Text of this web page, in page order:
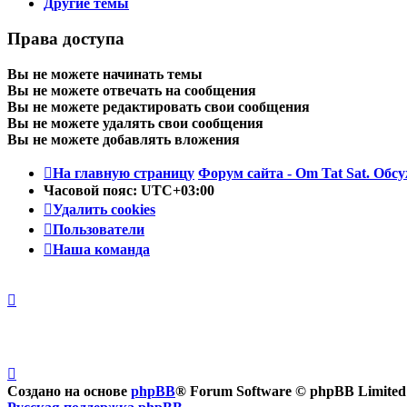
Другие темы
Права доступа
Вы не можете начинать темы
Вы не можете отвечать на сообщения
Вы не можете редактировать свои сообщения
Вы не можете удалять свои сообщения
Вы не можете добавлять вложения
На главную страницу Форум сайта - Om Tat Sat.
Часовой пояс: UTC+03:00
Удалить cookies
Пользователи
Наша команда
Создано на основе phpBB® Forum Software © phpBB Limited